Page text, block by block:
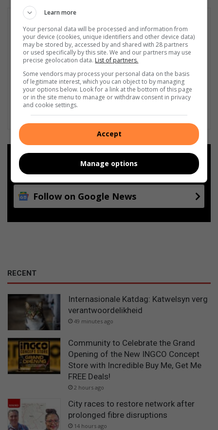
Add as a preferred source on
Follow on Google News
RECENT
Internasionale Katdag: Katwelsyn verg
verantwoordelikheid
49 minutes ago
Community to Celebrate the Grand
Opening of the New INGCO Concept
Store with Incredible Buy Me, Get Me
FREE Deals!
2 hours ago
City races to restore network after
prolonged fibre disruptions
14 hours ago
Learn more
Your personal data will be processed and information from
your device (cookies, unique identifiers and other device data)
may be stored by, accessed by and shared with 28 partners
or used specifically by this site. We and our partners may use
precise geolocation data. List of partners.
Some vendors may process your personal data on the basis
of legitimate interest, which you can object to by managing
your options below. Look for a link at the bottom of this page
or in the site menu to manage or withdraw consent in privacy
and cookie settings.
Accept
Manage options